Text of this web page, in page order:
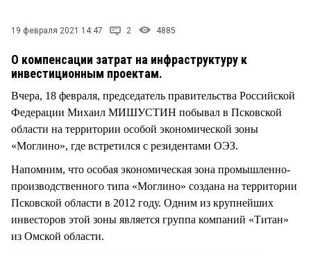
19 февраля 2021 14:47 2 4885
О компенсации затрат на инфраструктуру к
инвестиционным проектам.
Вчера, 18 февраля, председатель правительства Российской
Федерации Михаил МИШУСТИН побывал в Псковской
области на территории особой экономической зоны
«Моглино», где встретился с резидентами ОЭЗ.
Напомним, что особая экономическая зона промышленно-
производственного типа «Моглино» создана на территории
Псковской области в 2012 году. Одним из крупнейших
инвесторов этой зоны является группа компаний «Титан»
из Омской области.